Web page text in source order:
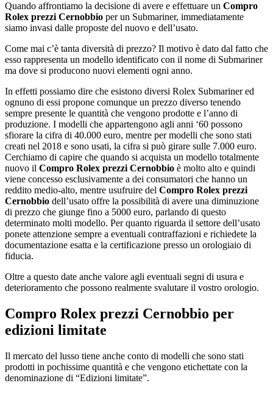
Quando affrontiamo la decisione di avere e effettuare un Compro
Rolex prezzi Cernobbio per un Submariner, immediatamente
siamo invasi dalle proposte del nuovo e dell’usato.
Come mai c’è tanta diversità di prezzo? Il motivo è dato dal fatto che
esso rappresenta un modello identificato con il nome di Submariner
ma dove si producono nuovi elementi ogni anno.
In effetti possiamo dire che esistono diversi Rolex Submariner ed
ognuno di essi propone comunque un prezzo diverso tenendo
sempre presente le quantità che vengono prodotte e l’anno di
produzione. I modelli che appartengono agli anni ‘60 possono
sfiorare la cifra di 40.000 euro, mentre per modelli che sono stati
creati nel 2018 e sono usati, la cifra si può girare sulle 7.000 euro.
Cerchiamo di capire che quando si acquista un modello totalmente
nuovo il Compro Rolex prezzi Cernobbio è molto alto e quindi
viene concesso esclusivamente a dei consumatori che hanno un
reddito medio-alto, mentre usufruire del Compro Rolex prezzi
Cernobbio dell’usato offre la possibilità di avere una diminuzione
di prezzo che giunge fino a 5000 euro, parlando di questo
determinato molti modello. Per quanto riguarda il settore dell’usato
ponete attenzione sempre a eventuali contraffazioni e richiedete la
documentazione esatta e la certificazione presso un orologiaio di
fiducia.
Oltre a questo date anche valore agli eventuali segni di usura e
deterioramento che possono realmente svalutare il vostro orologio.
Compro Rolex prezzi Cernobbio per
edizioni limitate
Il mercato del lusso tiene anche conto di modelli che sono stati
prodotti in pochissime quantità e che vengono etichettate con la
denominazione di “Edizioni limitate”.